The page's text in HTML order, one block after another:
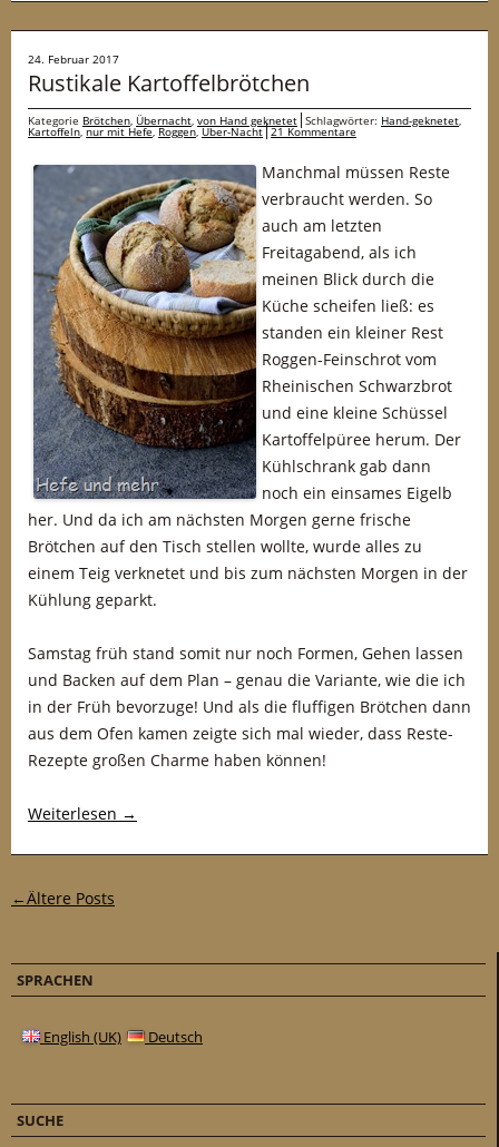
24. Februar 2017
Rustikale Kartoffelbrötchen
Kategorie Brötchen, Übernacht, von Hand geknetet Schlagwörter: Hand-geknetet,
Kartoffeln,nur mit Hefe,Roggen,Über-Nacht 21 Kommentare
Manchmal müssen Reste
verbraucht werden. So
auch am letzten
Freitagabend, als ich
meinen Blick durch die
Küche scheifen ließ: es
standen ein kleiner Rest
Roggen-Feinschrot vom
Rheinischen Schwarzbrot
und eine kleine Schüssel
Kartoffelpüree herum. Der
Kühlschrank gab dann
noch ein einsames Eigelb
her. Und da ich am nächsten Morgen gerne frische
Brötchen auf den Tisch stellen wollte, wurde alles zu
einem Teig verknetet und bis zum nächsten Morgen in der
Kühlung geparkt.
Samstag früh stand somit nur noch Formen, Gehen lassen
und Backen auf dem Plan – genau die Variante, wie die ich
in der Früh bevorzuge! Und als die fluffigen Brötchen dann
aus dem Ofen kamen zeigte sich mal wieder, dass Reste-
Rezepte großen Charme haben können!
Weiterlesen →
Post-Navigation
←Ältere Posts
SPRACHEN
English (UK) Deutsch
SUCHE